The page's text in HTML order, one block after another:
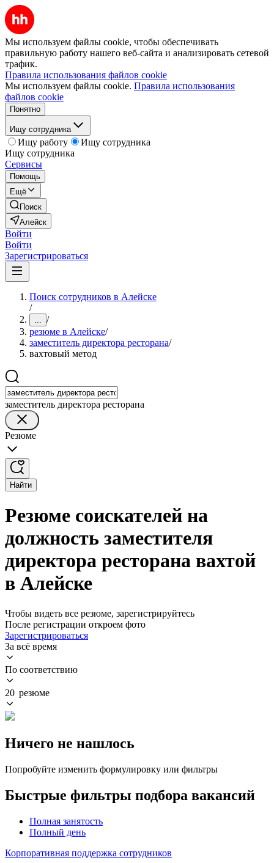
Мы используем файлы cookie, чтобы обеспечивать
правильную работу нашего веб-сайта и анализировать сетевой
трафик.
Правила использования файлов cookie
Мы используем файлы cookie. Правила использования
файлов cookie
Понятно
Ищу сотрудника
Ищу работу
Ищу сотрудника
Ищу сотрудника
Сервисы
Помощь
Ещё
Поиск
Алейск
Войти
Войти
Зарегистрироваться
Поиск сотрудников в Алейске
/
... /
резюме в Алейске/
заместитель директора ресторана/
вахтовый метод
заместитель директора ресторана
Резюме
Найти
Резюме соискателей на
должность заместителя
директора ресторана вахтой
в Алейске
Чтобы видеть все резюме, зарегистрируйтесь
После регистрации откроем фото
Зарегистрироваться
За всё время
По соответствию
20 резюме
Ничего не нашлось
Попробуйте изменить формулировку или фильтры
Быстрые фильтры подбора вакансий
Полная занятость
Полный день
Корпоративная поддержка сотрудников